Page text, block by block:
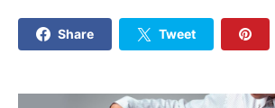
Share Tweet